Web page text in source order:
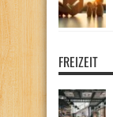
FREIZEIT